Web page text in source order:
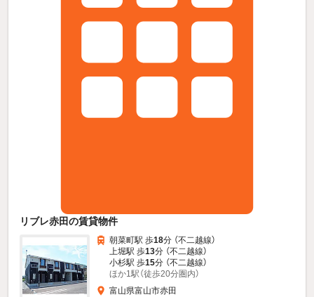
リブレ赤田の賃貸物件
朝菜町駅 歩18分 （不二越線）
上堀駅 歩13分 （不二越線）
小杉駅 歩15分 （不二越線）
ほか1駅（徒歩20分圏内）
富山県富山市赤田